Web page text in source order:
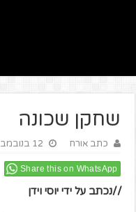
שחקן שכונה
כתב אורח 12 בנובמבר 2016
Share this on WhatsApp
//נכתב על ידי יוסי וידן